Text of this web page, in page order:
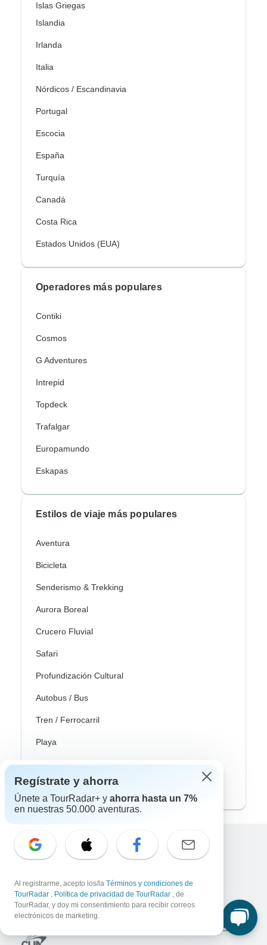
Islas Griegas
Islandia
Irlanda
Italia
Nórdicos / Escandinavia
Portugal
Escocia
España
Turquía
Canadá
Costa Rica
Estados Unidos (EUA)
Operadores más populares
Contiki
Cosmos
G Adventures
Intrepid
Topdeck
Trafalgar
Europamundo
Eskapas
Estilos de viaje más populares
Aventura
Bicicleta
Senderismo & Trekking
Aurora Boreal
Crucero Fluvial
Safari
Profundización Cultural
Autobus / Bus
Tren / Ferrocarril
Playa
Familia
Private
Excellent
Asociado a
Regístrate y ahorra
Únete a TourRadar+ y ahorra hasta un 7%
en nuestras 50.000 aventuras.
Al registrarme, acepto los/la Términos y condiciones de
TourRadar , Política de privacidad de TourRadar , de
TourRadar, y doy mi consentimiento para recibir correos
electrónicos de marketing.